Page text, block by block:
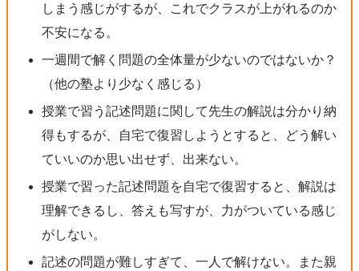
しまう感じがするが、これでクラスが上がれるのか
不安になる。
一週間で解く問題の全体量が少ないのではないか？
（他の塾より少なく感じる）
授業で習う記述問題に関して先生の解説は分かり納
得もするが、自宅で復習しようとすると、どう解い
ていいのか思い出せず、出来ない。
授業で習った記述問題を自宅で復習すると、解説は
理解できるし、答えも写すが、力がついている感じ
がしない。
記述の問題が難しすぎて、一人で解けない。また親